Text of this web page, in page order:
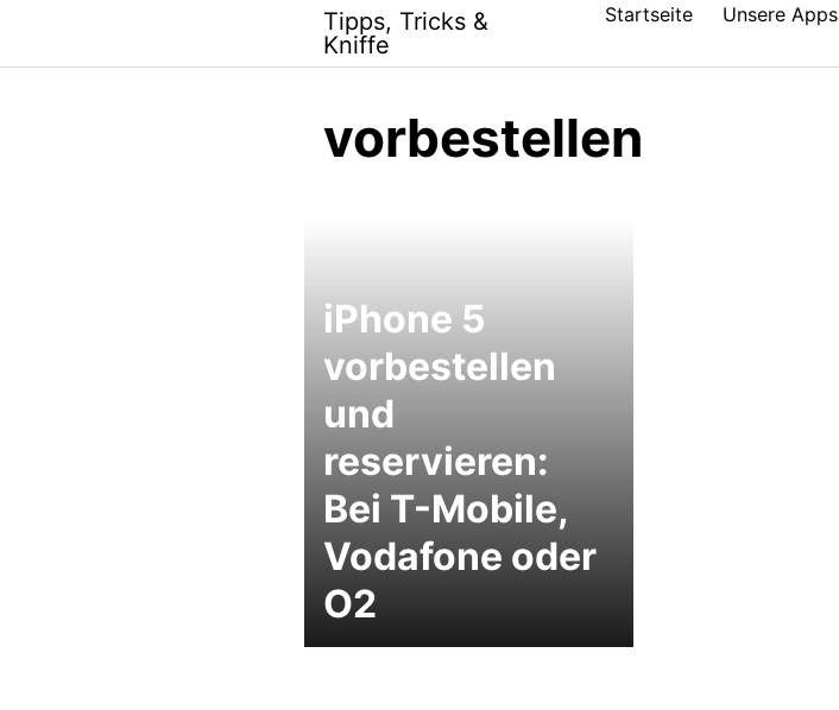
content
Tipps, Tricks &
Kniffe
Startseite Unsere Apps
vorbestellen
iPhone 5
vorbestellen
und
reservieren:
Bei T-Mobile,
Vodafone oder
O2